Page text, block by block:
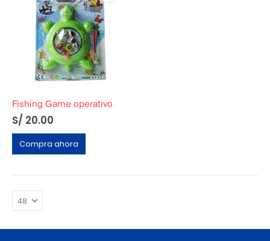
Fishing Game operativo
S/ 20.00
Compra ahora